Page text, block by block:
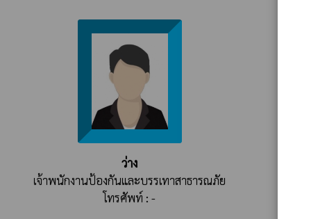
ว่าง
เจ้าพนักงานป้องกันและบรรเทาสาธารณภัย
โทรศัพท์ : -